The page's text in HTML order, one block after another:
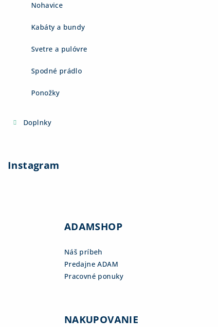
Nohavice
Kabáty a bundy
Svetre a pulóvre
Spodné prádlo
Ponožky
Doplnky
Instagram
ADAMSHOP
Náš príbeh
Predajne ADAM
Pracovné ponuky
NAKUPOVANIE